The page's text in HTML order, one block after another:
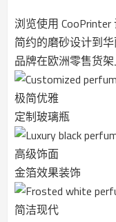
浏览使用
简约的磨砂设计到
品牌在欧洲零售货架
极简优雅
定制玻璃瓶
高级饰面
金箔效果装饰
简洁现代